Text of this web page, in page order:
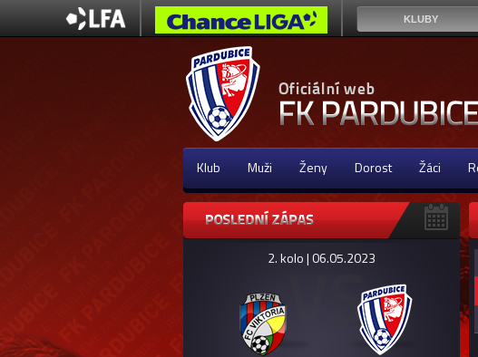
Klub Muži Ženy Dorost Žáci
2. kolo | 06.05.2023
KLUBY